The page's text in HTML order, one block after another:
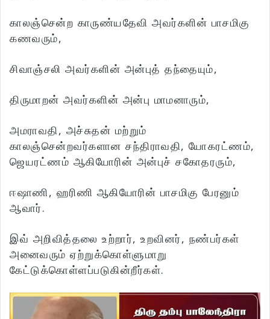
காலஞ்சென்ற காருண்யதேவி அவர்களின் பாசமிகு
கணவரும்,
சிவாஞ்சலி அவர்களின் அன்புத் தந்தையும்,
திருமாறன் அவர்களின் அன்பு மாமனாரும்,
அமராவதி, அச்சுதன் மற்றும்
காலஞ்சென்றவர்களான சந்திராவதி, யோகரட்ணம்,
ஜெயரட்ணம் ஆகியோரின் அன்புச் சகோதரரும்,
ஈஷாணி, ஹரிணி ஆகியோரின் பாசமிகு பேரனும்
ஆவார்.
இவ் அறிவித்தலை உற்றார், உறவினர், நண்பர்கள்
அனைவரும் ஏற்றுக்கொள்ளுமாறு
கேட்டுக்கொள்ளப்படுகின்றீர்கள்.